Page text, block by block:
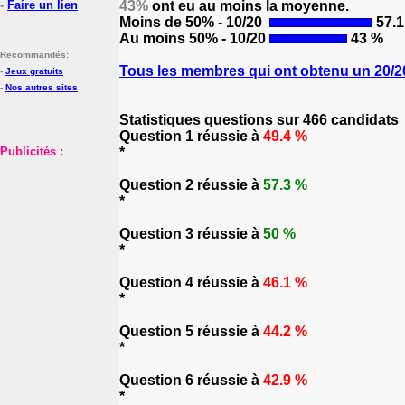
- Faire un lien
Recommandés:
- Jeux gratuits
- Nos autres sites
Publicités :
43% ont eu au moins la moyenne.
Moins de 50% - 10/20
Au moins 50% - 10/20
43 %
Tous les membres qui ont obtenu un 20/
Statistiques questions sur 466 candidats
Question 1 réussie à 49.4 %
*
Question 2 réussie à 57.3 %
*
Question 3 réussie à 50 %
*
Question 4 réussie à 46.1 %
*
Question 5 réussie à 44.2 %
*
Question 6 réussie à 42.9 %
*